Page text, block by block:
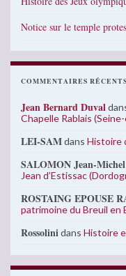
Notice sur le temple
COMMENTAIRES RÉCENTS
Jean Bernard Duval
Chapelle Rablais
LEI-SAMdans Histoire
SALOMON Jean-Michel
Jean d’Estissac
ROSTAING EPOUSE
patrimoine du Breuil en
Rossolinidans Histoire